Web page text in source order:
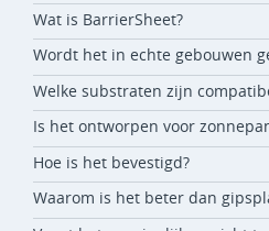
Wat is BarrierSheet?
Wordt het in echte gebouwen
Welke substraten zijn
Is het ontworpen voor
Hoe is het bevestigd?
Waarom is het beter dan